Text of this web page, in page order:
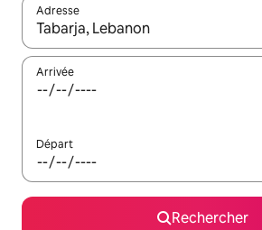
Adresse
Lorsque les résultats s'affichent,
Arrivée
Départ
Rechercher